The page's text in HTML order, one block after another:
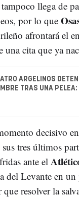
llega de
por lo que
afrontará el
cita que ya
ARGELINOS
TRAS UNA PELEA:
decisivo
tres últimos
ante el
del Levante en
resolver la